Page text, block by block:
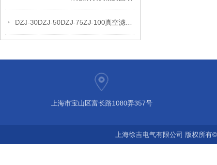
上海市宝山区富长路1080弄357号
上海徐吉电气有限公司 版权所